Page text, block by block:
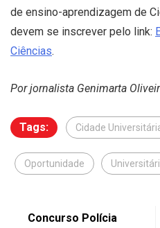
de ensino-aprendizagem de
devem se inscrever pelo link:
Ciências.
Por jornalista Genimarta
Tags: Cidade
Oportunidade
Concurso Polícia